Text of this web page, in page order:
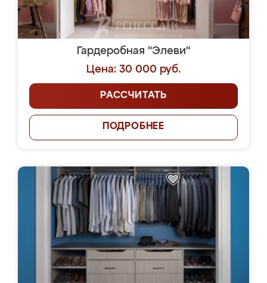
Гардеробная "Элеви"
Цена: 30 000 руб.
РАССЧИТАТЬ
ПОДРОБНЕЕ